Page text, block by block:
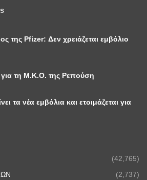
της Pfizer: Δεν χρειάζεται εμβόλιο
τη Μ.Κ.Ο. της Ρεπούση
τα νέα εμβόλια και ετοιμάζεται για
(42,765)
(2,737)